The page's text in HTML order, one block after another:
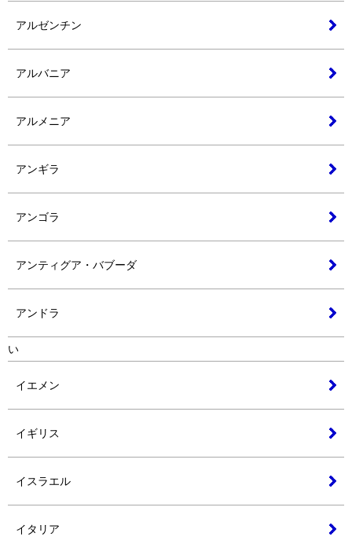
アルゼンチン
アルバニア
アルメニア
アンギラ
アンゴラ
アンティグア・バブーダ
アンドラ
い
イエメン
イギリス
イスラエル
イタリア